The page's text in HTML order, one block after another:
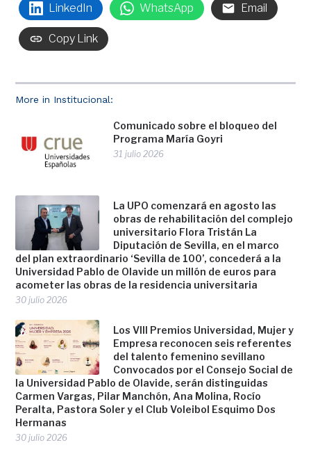
More in Institucional:
Comunicado sobre el bloqueo del
Programa María Goyri
31 julio 2026
La UPO comenzará en agosto las
obras de rehabilitación del complejo
universitario Flora Tristán La
Diputación de Sevilla, en el marco
del plan extraordinario ‘Sevilla de 100’, concederá a la
Universidad Pablo de Olavide un millón de euros para
acometer las obras de la residencia universitaria
30 julio 2026
Los VIII Premios Universidad, Mujer y
Empresa reconocen seis referentes
del talento femenino sevillano
Convocados por el Consejo Social de
la Universidad Pablo de Olavide, serán distinguidas
Carmen Vargas, Pilar Manchón, Ana Molina, Rocío
Peralta, Pastora Soler y el Club Voleibol Esquimo Dos
Hermanas
30 julio 2026
LinkedIn WhatsApp Email
Copy Link